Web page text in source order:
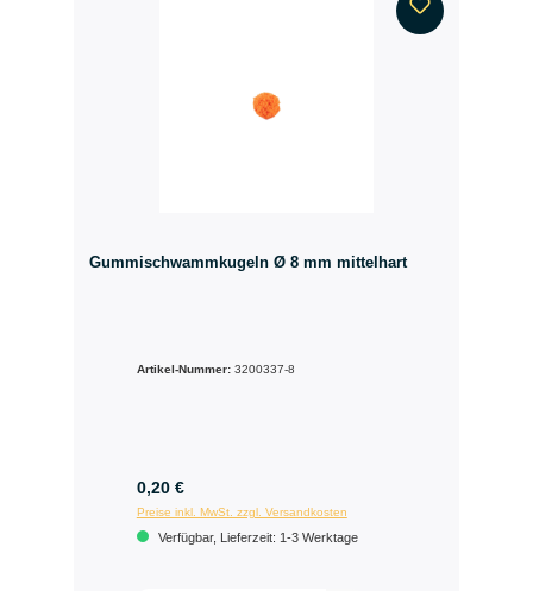
Gummischwammkugeln Ø 8 mm mittelhart
Artikel-Nummer: 3200337-8
0,20 €
Preise inkl. MwSt. zzgl. Versandkosten
Verfügbar, Lieferzeit: 1-3 Werktage